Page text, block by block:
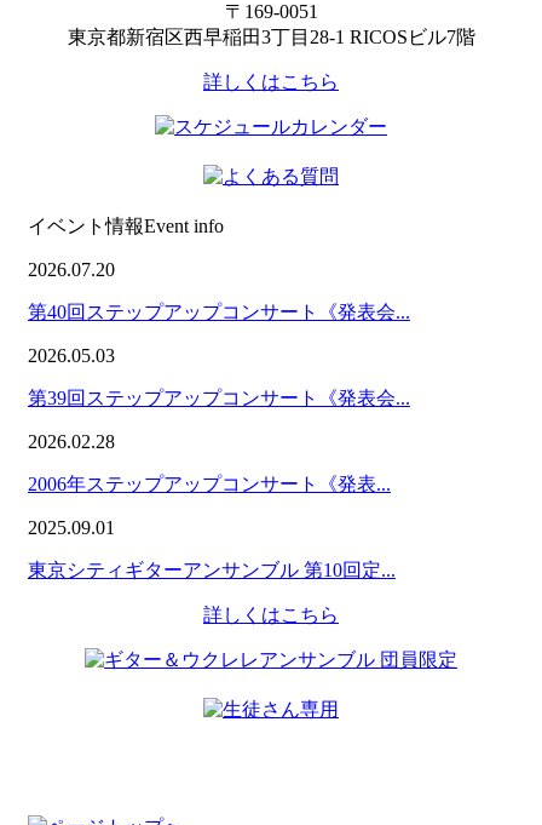
〒169-0051
東京都新宿区西早稲田3丁目28-1 RICOSビル7階
詳しくはこちら
イベント情報Event info
2026.07.20
第40回ステップアップコンサート《発表会...
2026.05.03
第39回ステップアップコンサート《発表会...
2026.02.28
2006年ステップアップコンサート《発表...
2025.09.01
東京シティギターアンサンブル 第10回定...
詳しくはこちら